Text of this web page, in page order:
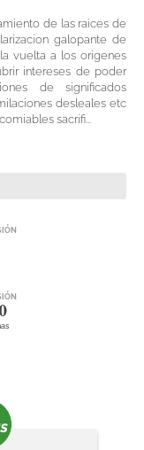
de las raices de
galopante de
vuelta a los origenes
intereses de poder
de significados
desleales etc
sacrifi...